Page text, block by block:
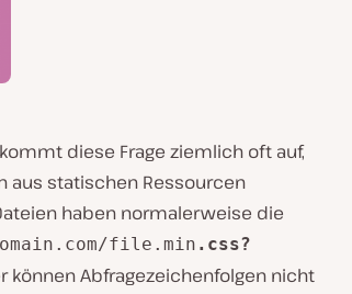
diese Frage ziemlich oft auf,
aus statischen Ressourcen
haben normalerweise die
file.min .css?
können Abfragezeichenfolgen nicht